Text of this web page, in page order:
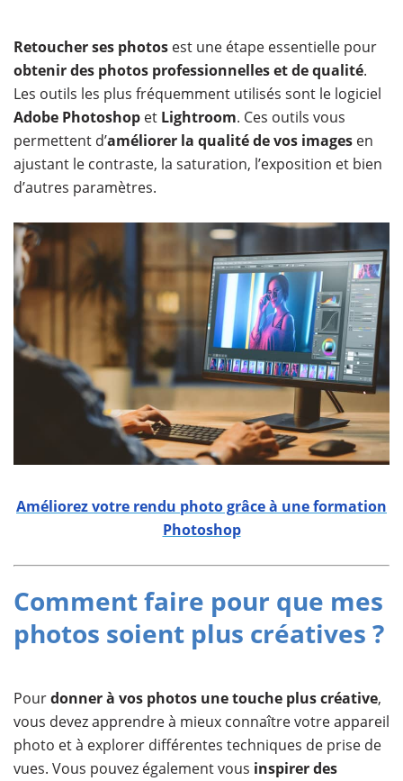
Retoucher ses photos est une étape essentielle pour
obtenir des photos professionnelles et de qualité.
Les outils les plus fréquemment utilisés sont le logiciel
Adobe Photoshop et Lightroom. Ces outils vous
permettent d’améliorer la qualité de vos images en
ajustant le contraste, la saturation, l’exposition et bien
d’autres paramètres.
Améliorez votre rendu photo grâce à une formation
Photoshop
Comment faire pour que mes
photos soient plus créatives ?
Pourdonner à vos photos une touche plus créative,
vous devez apprendre à mieux connaître votre appareil
photo et à explorer différentes techniques de prise de
vues. Vous pouvez également vous inspirer des